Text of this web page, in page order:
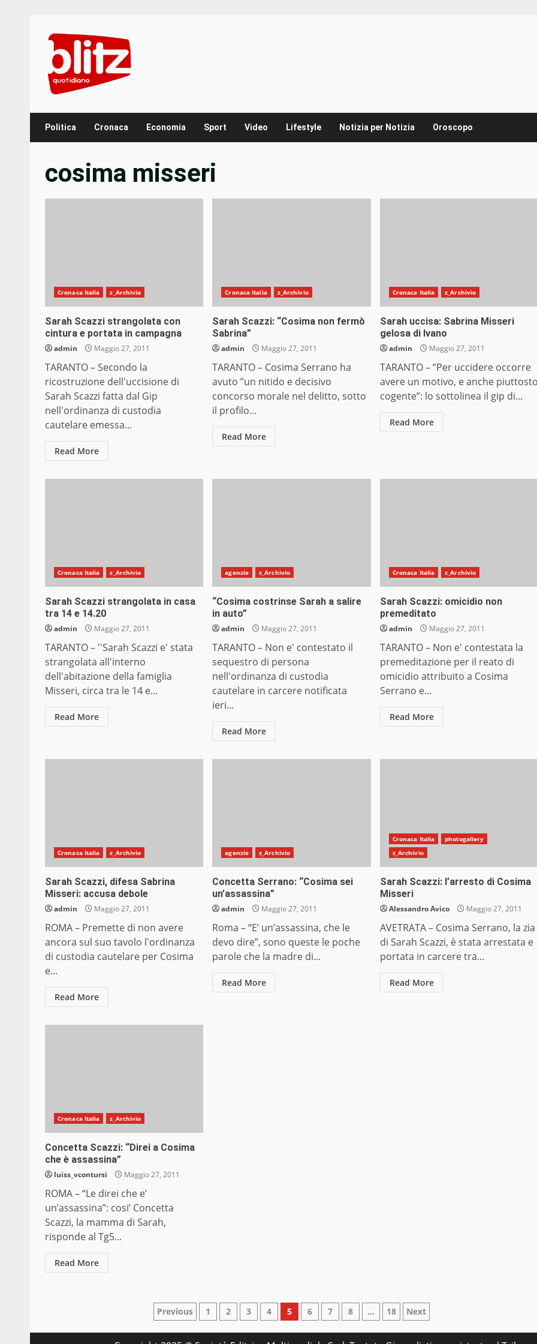
content
Politica Cronaca Economia Sport Video Lifestyle Notizia per Notizia Oroscopo
cosima misseri
Cronaca Italia z_Archivio
Sarah Scazzi strangolata con
cintura e portata in campagna
admin Maggio 27, 2011
TARANTO – Secondo la
ricostruzione dell'uccisione di
Sarah Scazzi fatta dal Gip
nell'ordinanza di custodia
cautelare emessa...
Read More
Cronaca Italia z_Archivio
Sarah Scazzi: “Cosima non fermò
Sabrina”
admin Maggio 27, 2011
TARANTO – Cosima Serrano ha
avuto ”un nitido e decisivo
concorso morale nel delitto, sotto
il profilo...
Read More
Cronaca Italia z_Archivio
Sarah uccisa: Sabrina Misseri
gelosa di Ivano
admin Maggio 27, 2011
TARANTO – ”Per uccidere occorre
avere un motivo, e anche
cogente”: lo sottolinea il gip di...
Read More
Cronaca Italia z_Archivio
Sarah Scazzi strangolata in casa
tra 14 e 14.20
admin Maggio 27, 2011
TARANTO – ''Sarah Scazzi e' stata
strangolata all'interno
dell'abitazione della famiglia
Misseri, circa tra le 14 e...
Read More
agenzie z_Archivio
“Cosima costrinse Sarah a salire
in auto”
admin Maggio 27, 2011
TARANTO – Non e' contestato il
sequestro di persona
nell'ordinanza di custodia
cautelare in carcere notificata
ieri...
Read More
Cronaca Italia z_Archivio
Sarah Scazzi: omicidio non
premeditato
admin Maggio 27, 2011
TARANTO – Non e' contestata la
premeditazione per il reato di
omicidio attribuito a Cosima
Serrano e...
Read More
Cronaca Italia z_Archivio
Sarah Scazzi, difesa Sabrina
Misseri: accusa debole
admin Maggio 27, 2011
ROMA – Premette di non avere
ancora sul suo tavolo l'ordinanza
di custodia cautelare per Cosima
e...
Read More
agenzie z_Archivio
Concetta Serrano: “Cosima sei
un’assassina”
admin Maggio 27, 2011
Roma – “E’ un’assassina, che le
devo dire”, sono queste le poche
parole che la madre di...
Read More
Cronaca Italia
photogallery
z_Archivio
Sarah Scazzi: l’arresto di Cosima
Misseri
Alessandro Avico Maggio 27, 2011
AVETRATA – Cosima Serrano, la zia
di Sarah Scazzi, è stata arrestata e
portata in carcere tra...
Read More
Cronaca Italia z_Archivio
Concetta Scazzi: “Direi a Cosima
che è assassina”
luiss_vcontursi Maggio 27, 2011
ROMA – “Le direi che e’
un’assassina”: cosi’ Concetta
Scazzi, la mamma di Sarah,
risponde al Tg5...
Read More
Paginazione
degli
Previous 1 2 3 4 5 6 7 8 … 18 Next